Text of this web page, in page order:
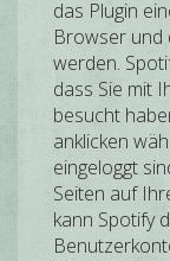
das Plugin
Browser und
werden.
dass Sie mit
besucht
anklicken
eingeloggt
Seiten auf
kann Spotify